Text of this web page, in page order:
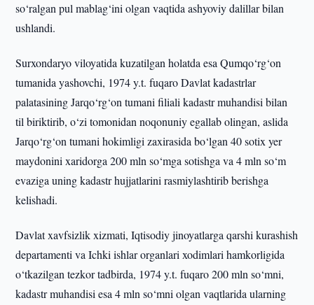
so‘ralgan pul mablag‘ini olgan vaqtida ashyoviy dalillar bilan
ushlandi.
Surxondaryo viloyatida kuzatilgan holatda esa Qumqo‘rg‘on
tumanida yashovchi, 1974 y.t. fuqaro Davlat kadastrlar
palatasining Jarqo‘rg‘on tumani filiali kadastr muhandisi bilan
til biriktirib, o‘zi tomonidan noqonuniy egallab olingan, aslida
Jarqo‘rg‘on tumani hokimligi zaxirasida bo‘lgan 40 sotix yer
maydonini xaridorga 200 mln so‘mga sotishga va 4 mln so‘m
evaziga uning kadastr hujjatlarini rasmiylashtirib berishga
kelishadi.
Davlat xavfsizlik xizmati, Iqtisodiy jinoyatlarga qarshi kurashish
departamenti va Ichki ishlar organlari xodimlari hamkorligida
o‘tkazilgan tezkor tadbirda, 1974 y.t. fuqaro 200 mln so‘mni,
kadastr muhandisi esa 4 mln so‘mni olgan vaqtlarida ularning